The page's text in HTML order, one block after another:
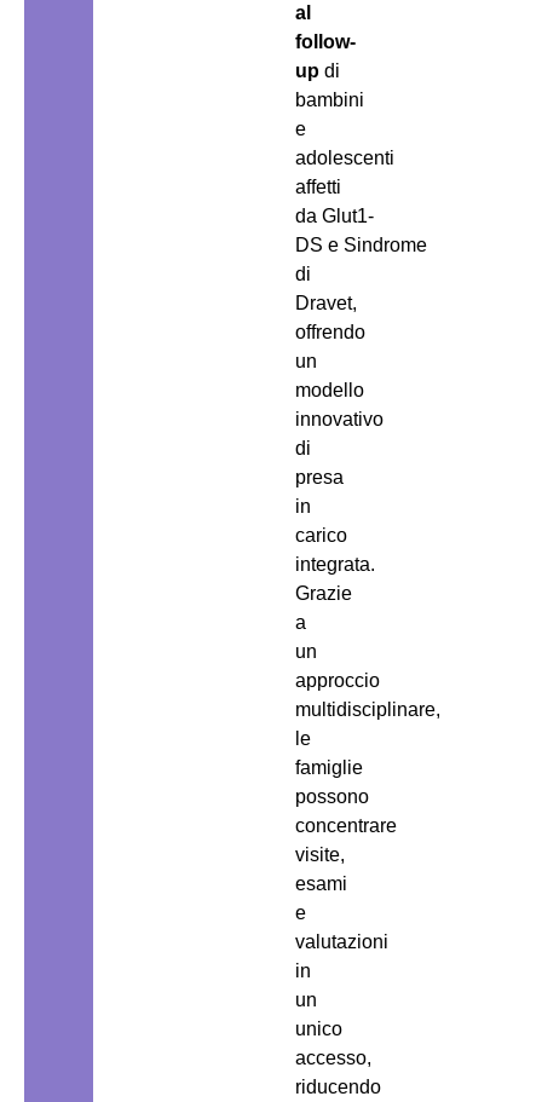
al
follow-
updi
bambini
e
adolescenti
affetti
da Glut1-
DS e Sindrome
di
Dravet,
offrendo
un
modello
innovativo
di
presa
in
carico
integrata.
Grazie
a
un
approccio
multidisciplinare,
le
famiglie
possono
concentrare
visite,
esami
e
valutazioni
in
un
unico
accesso,
riducendo